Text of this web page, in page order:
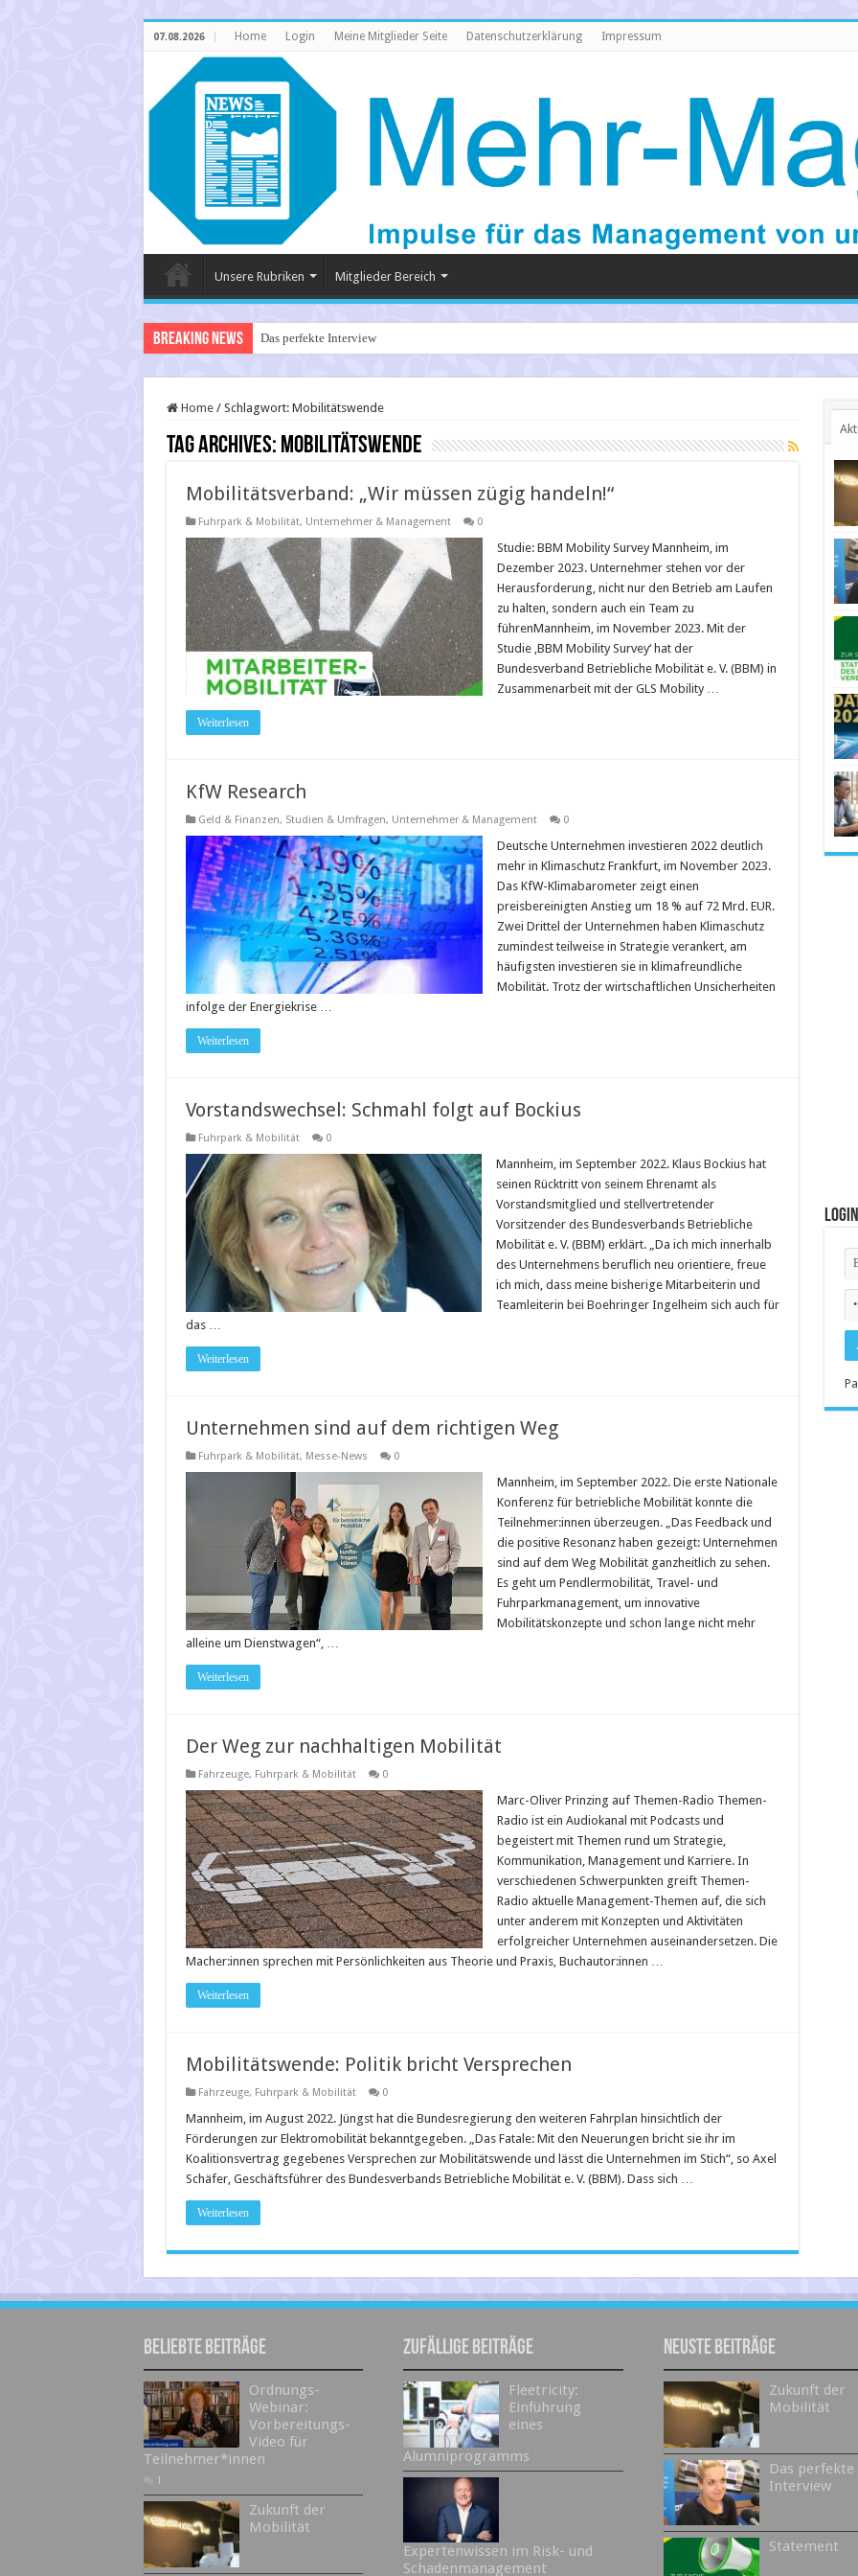
07.08.2026 Home Login Meine Mitglieder Seite Datenschutzerklärung Impressum
Unsere Rubriken Mitglieder Bereich
Breaking News Das perfekte Interview
Home / Schlagwort: Mobilitätswende
Tag Archives: Mobilitätswende
Mobilitätsverband: „Wir müssen zügig handeln!“
Fuhrpark & Mobilität, Unternehmer & Management 0
Studie: BBM Mobility Survey Mannheim, im
Dezember 2023. Unternehmer stehen vor der
Herausforderung, nicht nur den Betrieb am Laufen
zu halten, sondern auch ein Team zu
führenMannheim, im November 2023. Mit der
Studie ‚BBM Mobility Survey‘ hat der
Bundesverband Betriebliche Mobilität e. V. (BBM) in
Zusammenarbeit mit der GLS Mobility …
Weiterlesen
KfW Research
Geld & Finanzen, Studien & Umfragen, Unternehmer & Management 0
Deutsche Unternehmen investieren 2022 deutlich
mehr in Klimaschutz Frankfurt, im November 2023.
Das KfW-Klimabarometer zeigt einen
preisbereinigten Anstieg um 18 % auf 72 Mrd. EUR.
Zwei Drittel der Unternehmen haben Klimaschutz
zumindest teilweise in Strategie verankert, am
häufigsten investieren sie in klimafreundliche
Mobilität. Trotz der wirtschaftlichen Unsicherheiten
infolge der Energiekrise …
Weiterlesen
Vorstandswechsel: Schmahl folgt auf Bockius
Fuhrpark & Mobilität 0
Mannheim, im September 2022. Klaus Bockius hat
seinen Rücktritt von seinem Ehrenamt als
Vorstandsmitglied und stellvertretender
Vorsitzender des Bundesverbands Betriebliche
Mobilität e. V. (BBM) erklärt. „Da ich mich innerhalb
des Unternehmens beruflich neu orientiere, freue
ich mich, dass meine bisherige Mitarbeiterin und
Teamleiterin bei Boehringer Ingelheim sich auch für
das …
Weiterlesen
Unternehmen sind auf dem richtigen Weg
Fuhrpark & Mobilität, Messe-News 0
Mannheim, im September 2022. Die erste Nationale
Konferenz für betriebliche Mobilität konnte die
Teilnehmer:innen überzeugen. „Das Feedback und
die positive Resonanz haben gezeigt: Unternehmen
sind auf dem Weg Mobilität ganzheitlich zu sehen.
Es geht um Pendlermobilität, Travel- und
Fuhrparkmanagement, um innovative
Mobilitätskonzepte und schon lange nicht mehr
alleine um Dienstwagen“, …
Weiterlesen
Der Weg zur nachhaltigen Mobilität
Fahrzeuge, Fuhrpark & Mobilität 0
Marc-Oliver Prinzing auf Themen-Radio Themen-
Radio ist ein Audiokanal mit Podcasts und
begeistert mit Themen rund um Strategie,
Kommunikation, Management und Karriere. In
verschiedenen Schwerpunkten greift Themen-
Radio aktuelle Management-Themen auf, die sich
unter anderem mit Konzepten und Aktivitäten
erfolgreicher Unternehmen auseinandersetzen. Die
Macher:innen sprechen mit Persönlichkeiten aus Theorie und Praxis, Buchautor:innen …
Weiterlesen
Mobilitätswende: Politik bricht Versprechen
Fahrzeuge, Fuhrpark & Mobilität 0
Mannheim, im August 2022. Jüngst hat die Bundesregierung den weiteren Fahrplan hinsichtlich der
Förderungen zur Elektromobilität bekanntgegeben. „Das Fatale: Mit den Neuerungen bricht sie ihr im
Koalitionsvertrag gegebenes Versprechen zur Mobilitätswende und lässt die Unternehmen im Stich“, so Axel
Schäfer, Geschäfts­führer des Bundesverbands Betriebliche Mobilität e. V. (BBM). Dass sich …
Weiterlesen
Login
Beliebte Beiträge
Ordnungs-
Webinar:
Vorbereitungs-
Video für
Teilnehmer*innen
1
Zukunft der
Mobilität
Zufällige Beiträge
Fleetricity:
Einführung
eines
Alumniprogramms
Expertenwissen im Risk- und
Schadenmanagement
Neuste Beiträge
Zukunft der
Mobilität
Das perfekte
Interview
Statement